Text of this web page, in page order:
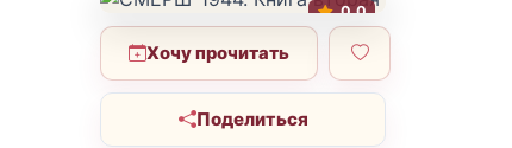
0.0
Хочу прочитать
Поделиться